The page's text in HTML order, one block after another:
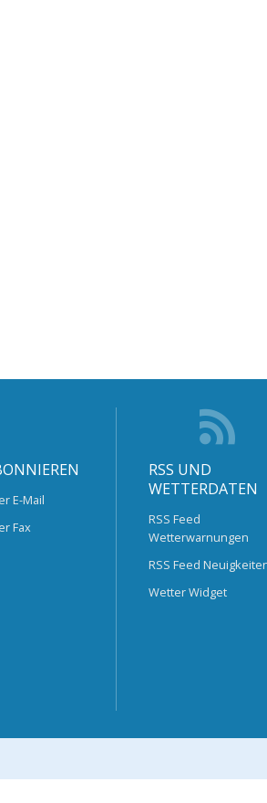
E-Mail
Fax
RSS UND
WETTERDATEN
RSS Feed
Wetterwarnungen
RSS Feed
Wetter Widget